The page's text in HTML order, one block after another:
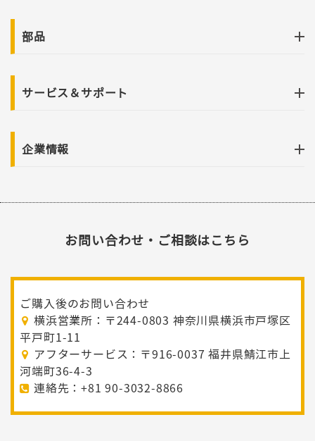
部品
サービス＆サポート
企業情報
お問い合わせ・ご相談はこちら
ご購入後のお問い合わせ
横浜営業所：〒244-0803 神奈川県横浜市戸塚区
平戸町1-11
アフターサービス：〒916-0037 福井県鯖江市上
河端町36-4-3
連絡先：+81 90-3032-8866